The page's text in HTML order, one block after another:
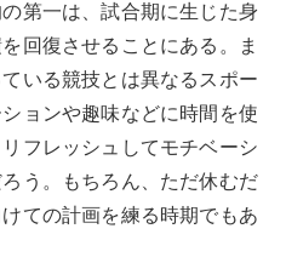
第一は、試合期に生じた身
回復させることにある。ま
いる競技とは異なるスポー
ョンや趣味などに時間を使
フレッシュしてモチベーシ
う。もちろん、ただ休むだ
ての計画を練る時期でもあ